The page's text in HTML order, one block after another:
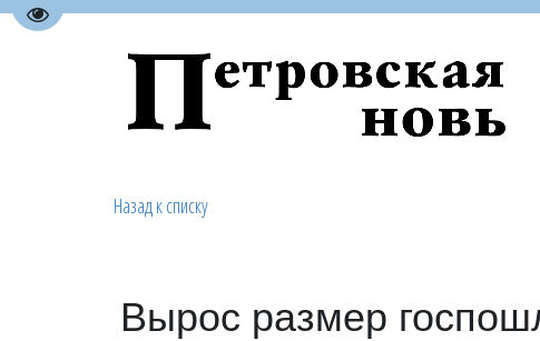
Перейти на версию для слабовидящих
Назад к списку
Вырос размер